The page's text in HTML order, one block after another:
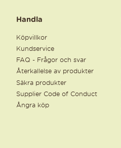
Handla
Köpvillkor
Kundservice
FAQ - Frågor och svar
Återkallelse av produkter
Säkra produkter
Supplier Code of Conduct
Ångra köp